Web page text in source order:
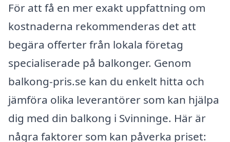
För att få en mer exakt uppfattning om
kostnaderna rekommenderas det att
begära offerter från lokala företag
specialiserade på balkonger. Genom
balkong-pris.se kan du enkelt hitta och
jämföra olika leverantörer som kan hjälpa
dig med din balkong i Svinninge. Här är
några faktorer som kan påverka priset: